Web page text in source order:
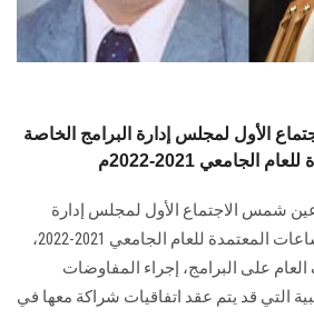
الأول لمجلس إدارة البرامج الخاصة
2021-2022م
عين شمس الاجتماع الأول لمجلس إدارة
البرامج الخاصة بنظام الساعات المعتمدة للعام الجامعي 2021-2022،
على البرامج، إجراء المفاوضات
التي قد يتم عقد اتفاقيات شراكة معها في